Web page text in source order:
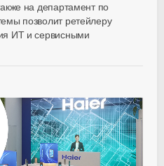
на департамент по
позволит ретейлеру
ИТ и сервисными